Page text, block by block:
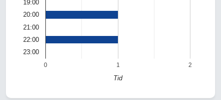
0 1 2
19:00
20:00
21:00
22:00
23:00
Tid